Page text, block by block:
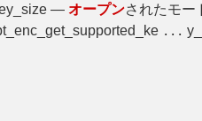
— オープンされたモー
...